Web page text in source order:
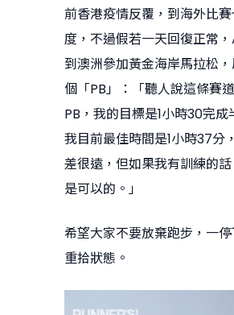
前香港疫情反覆，到海外比
度，不過假若一天回復正常
到澳洲參加黃金海岸馬拉松
個「PB」：「聽人說這條賽
PB，我的目標是1小時30完成
我目前最佳時間是1小時37分
差很遠，但如果我有訓練的
是可以的。」
希望大家不要放棄跑步，一
重拾狀態。